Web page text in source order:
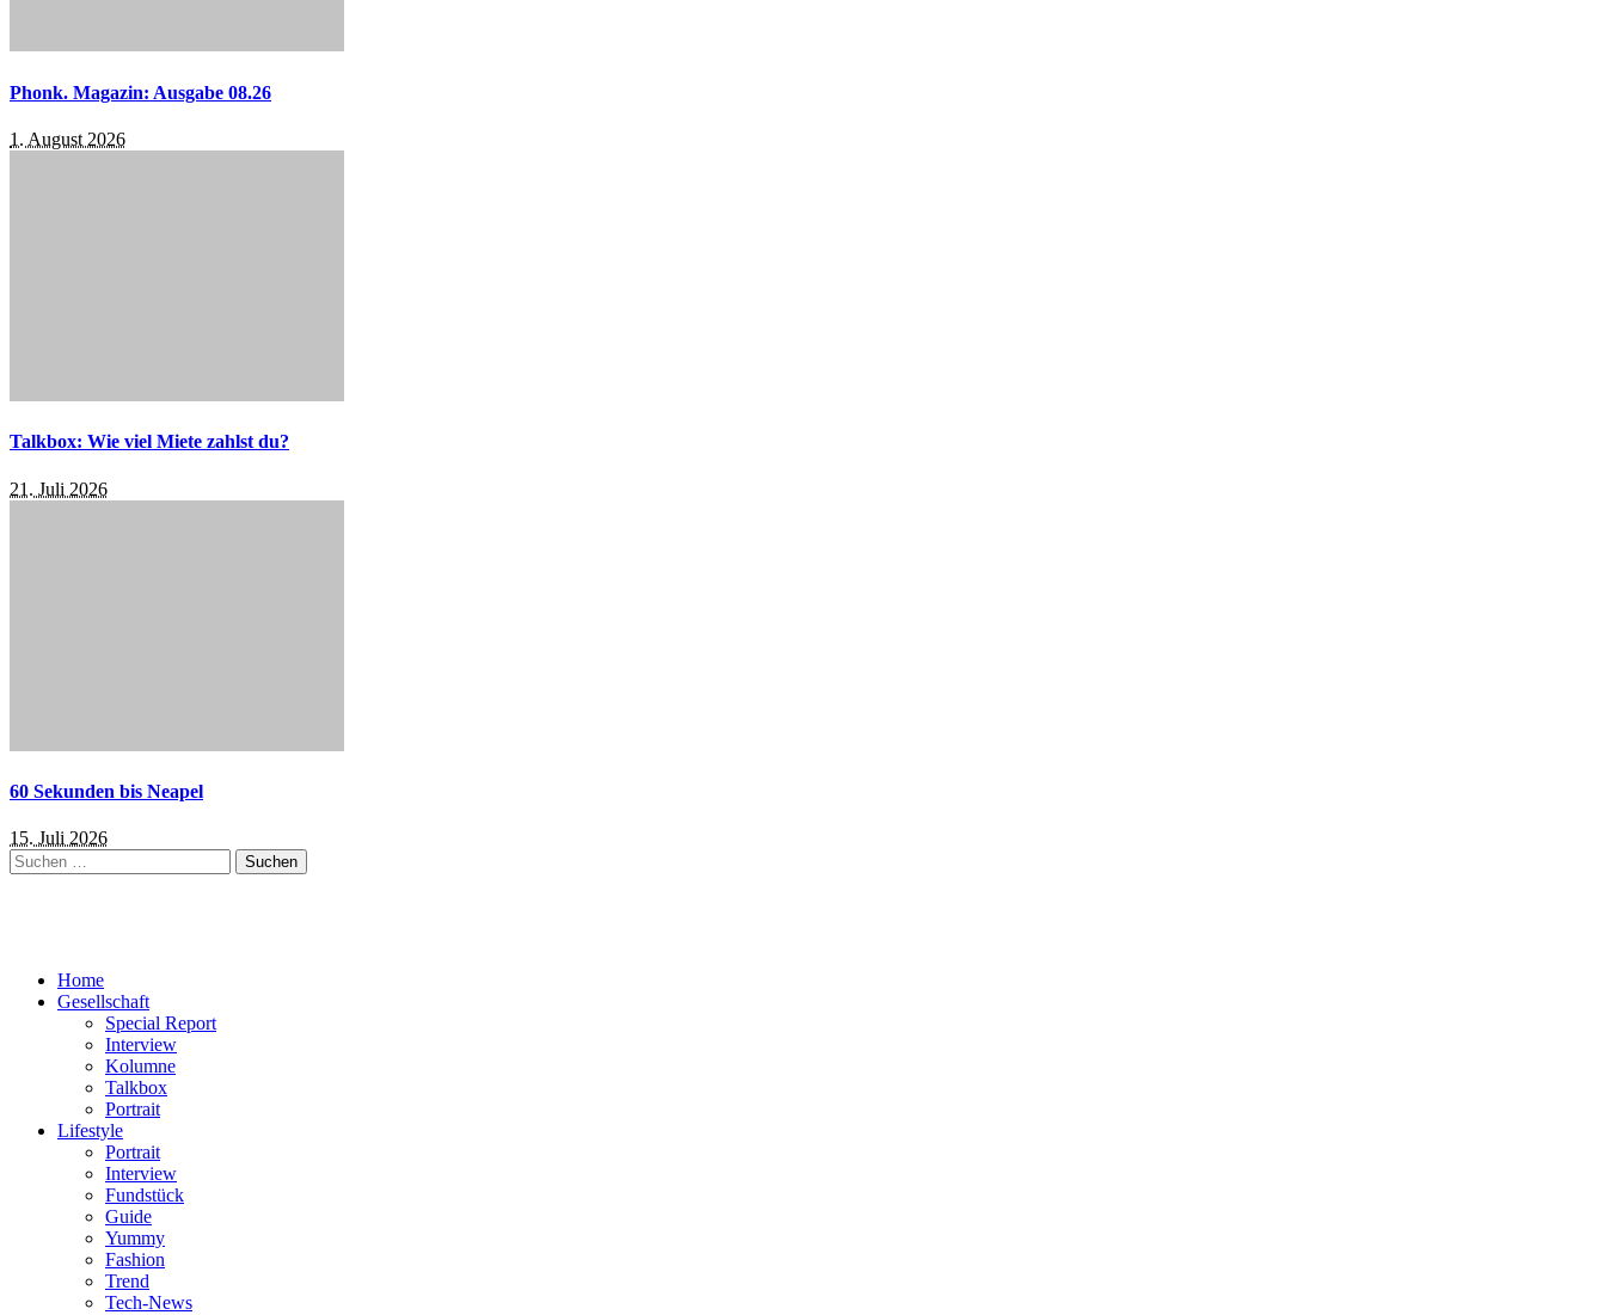
Phonk. Magazin: Ausgabe 08.26
1. August 2026
Talkbox: Wie viel Miete zahlst du?
21. Juli 2026
60 Sekunden bis Neapel
15. Juli 2026
Suchen
nach:
Home
Gesellschaft
Special Report
Interview
Kolumne
Talkbox
Portrait
Lifestyle
Portrait
Interview
Fundstück
Guide
Yummy
Fashion
Trend
Tech-News